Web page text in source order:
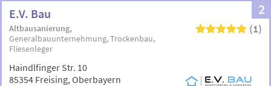
2
E.V. Bau
Altbausanierung
Generalbauunternehmung Trockenbau
Fliesenleger
(1)
Haindlfinger Str. 10
85354 Freising, Oberbayern